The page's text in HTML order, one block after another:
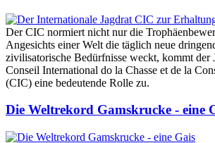
Der CIC normiert nicht nur die
Angesichts einer Welt die täglich neue
zivilisatorische Bedürfnisse weckt, kommt der
Conseil International do la Chasse et de la
(CIC) eine bedeutende Rolle zu.
Die Weltrekord Gamskrucke - eine